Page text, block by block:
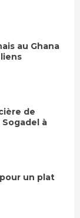
au Ghana
de
à
un plat